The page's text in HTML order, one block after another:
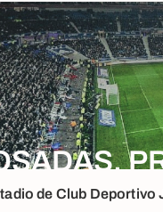
de Club Deportivo